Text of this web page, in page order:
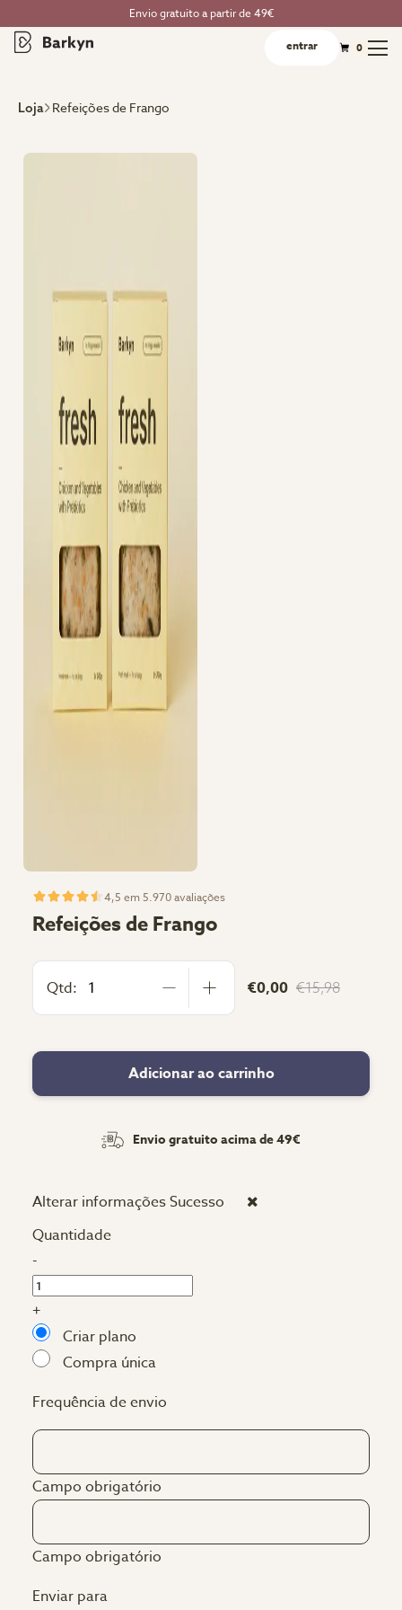
Envio gratuito a partir de 49€
entrar 0
Loja Refeições de Frango
4,5 em 5.970 avaliações
Refeições de Frango
Qtd: €0,00 €15,98
Adicionar ao carrinho
Envio gratuito acima de 49€
Alterar informaçõesSucesso
Quantidade
-
+
Criar plano
Compra única
Frequência de envio
Campo obrigatório
Campo obrigatório
Enviar para